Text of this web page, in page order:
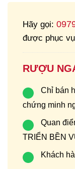
Hãy gọi:
được phục
RƯỢU
Chỉ bán
chứng minh
Quan
TRIỂN BỀN
Khách